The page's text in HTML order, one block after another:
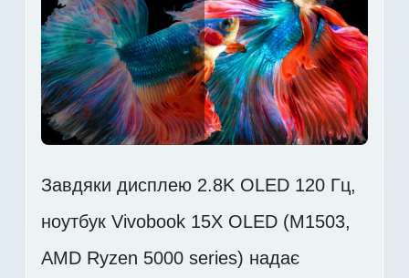
Завдяки дисплею 2.8K OLED 120 Гц,
ноутбук Vivobook 15X OLED (M1503,
AMD Ryzen 5000 series) надає